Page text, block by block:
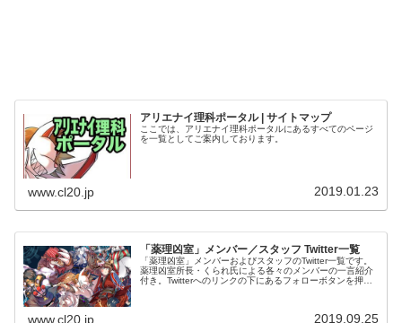
アリエナイ理科ポータル | サイトマップ
ここでは、アリエナイ理科ポータルにあるすべてのページ
を一覧としてご案内しております。
www.cl20.jp 2019.01.23
「薬理凶室」メンバー／スタッフ Twitter一覧
「薬理凶室」メンバーおよびスタッフのTwitter一覧です。
薬理凶室所長・くられ氏による各々のメンバーの一言紹介
付き。Twitterへのリンクの下にあるフォローボタンを押す
www.cl20.jp 2019.09.25